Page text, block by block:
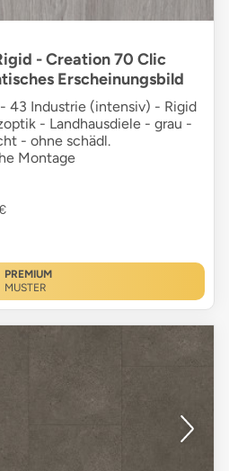
- Creation 70 Clic
Erscheinungsbild
43 Industrie (intensiv) - Rigid
- Landhausdiele - grau -
- ohne schädl.
Montage
PREMIUM
MUSTER